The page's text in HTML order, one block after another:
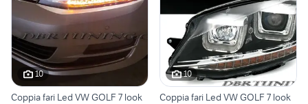
10
Coppia fari Led VW GOLF 7 look
10
Coppia fari Led VW GOLF 7 look